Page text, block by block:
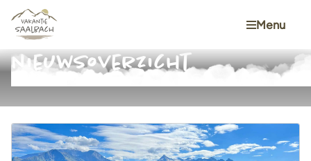
Menu
nieuwsoverzicht